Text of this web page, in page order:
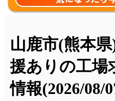
山鹿市(熊本
援ありの工場
情報(2026/08/